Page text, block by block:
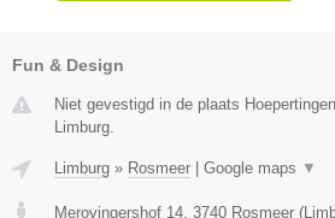
Fun & Design
Niet gevestigd in de plaats
Limburg.
Limburg » Rosmeer Google maps ▼
Merovingershof 14, 3740 Rosmeer (